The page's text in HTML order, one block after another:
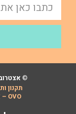
©
תקנון
OVO – אתרים לבעלי מקצועות חופשיים